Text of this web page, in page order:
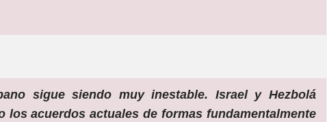
sigue siendo muy inestable. Israel y Hezbolá
los acuerdos actuales de formas fundamentalmente